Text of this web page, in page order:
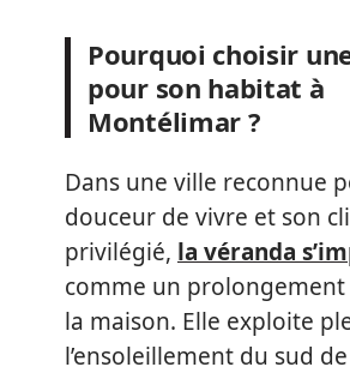
Pourquoi choisir
pour son habitat à
Montélimar ?
Dans une ville reconnue
douceur de vivre et son
privilégié, la véranda
comme un
la maison. Elle exploite
l’ensoleillement du sud